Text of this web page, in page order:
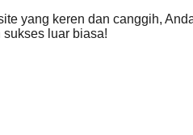
yang keren dan canggih,
luar biasa!